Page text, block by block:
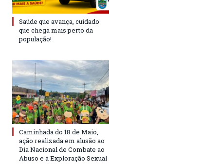
Saúde que avança, cuidado
que chega mais perto da
população!
Caminhada do 18 de Maio,
ação realizada em alusão ao
Dia Nacional de Combate ao
Abuso e à Exploração Sexual